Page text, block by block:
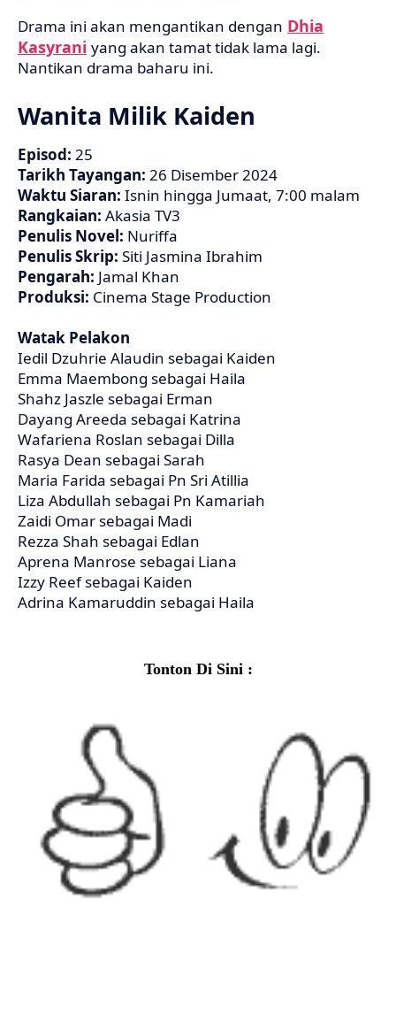
Drama ini akan mengantikan dengan Dhia
Kasyrani yang akan tamat tidak lama lagi.
Nantikan drama baharu ini.
Wanita Milik Kaiden
Episod: 25
Tarikh Tayangan: 26 Disember 2024
Waktu Siaran: Isnin hingga Jumaat, 7:00 malam
Rangkaian: Akasia TV3
Penulis Novel: Nuriffa
Penulis Skrip: Siti Jasmina Ibrahim
Pengarah: Jamal Khan
Produksi: Cinema Stage Production
Watak Pelakon
Iedil Dzuhrie Alaudin sebagai Kaiden
Emma Maembong sebagai Haila
Shahz Jaszle sebagai Erman
Dayang Areeda sebagai Katrina
Wafariena Roslan sebagai Dilla
Rasya Dean sebagai Sarah
Maria Farida sebagai Pn Sri Atillia
Liza Abdullah sebagai Pn Kamariah
Zaidi Omar sebagai Madi
Rezza Shah sebagai Edlan
Aprena Manrose sebagai Liana
Izzy Reef sebagai Kaiden
Adrina Kamaruddin sebagai Haila
Tonton Di Sini :